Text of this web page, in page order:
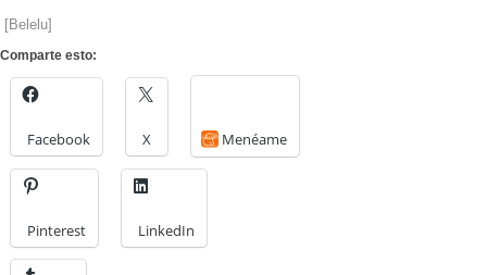
[Belelu]
Comparte esto:
Facebook X Menéame
Pinterest LinkedIn